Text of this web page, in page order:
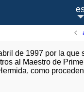
de 1997 por la que
al Maestro de
como